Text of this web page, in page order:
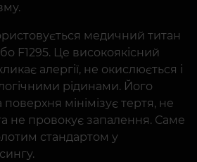
медичний титан
F1295. Це високоякісний
алергії, не окислюється і
рідинами. Його
поверхня мінімізує тертя, не
не провокує запалення. Саме
стандартом у